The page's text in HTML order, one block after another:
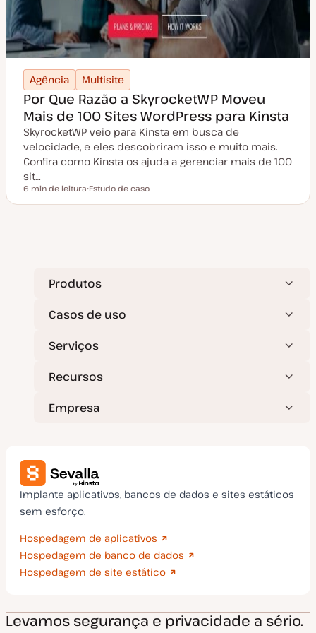
Agência Multisite
Por Que Razão a SkyrocketWP Moveu
Mais de 100 Sites WordPress para Kinsta
SkyrocketWP veio para Kinsta em busca de
velocidade, e eles descobriram isso e muito mais.
Confira como Kinsta os ajuda a gerenciar mais de 100
sit…
Tempo de leitura
6 min de leitura
i
i
g
Estudo de caso
Produtos
Casos de uso
Serviços
Recursos
Empresa
Implante aplicativos, bancos de dados e sites estáticos
sem esforço.
Hospedagem de aplicativos
Hospedagem de banco de dados
Hospedagem de site estático
Levamos segurança e privacidade a sério.